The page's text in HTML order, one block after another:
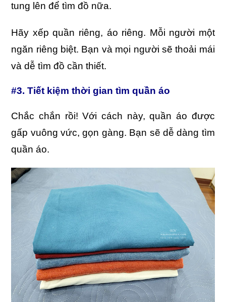
tung lên để tìm đồ nữa.
Hãy xếp quần riêng, áo riêng. Mỗi người một
ngăn riêng biệt. Bạn và mọi người sẽ thoải mái
và dễ tìm đồ cần thiết.
#3. Tiết kiệm thời gian tìm quần áo
Chắc chắn rồi! Với cách này, quần áo được
gấp vuông vức, gọn gàng. Bạn sẽ dễ dàng tìm
quần áo.